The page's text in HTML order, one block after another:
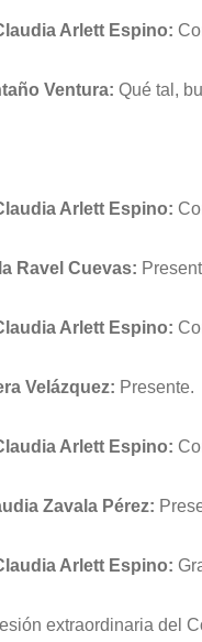
Arlett Espino:
Ventura: Qué tal,
Arlett Espino:
Ravel Cuevas:
Arlett Espino:
Velázquez: Presente.
Arlett Espino:
Zavala Pérez:
Arlett Espino:
extraordinaria del